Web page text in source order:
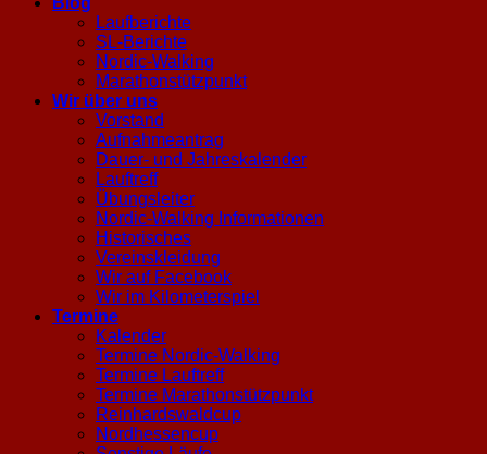
Laufberichte
SL-Berichte
Nordic-Walking
Marathonstützpunkt
Wir über uns
Vorstand
Aufnahmeantrag
Dauer- und Jahreskalender
Lauftreff
Übungsleiter
Nordic-Walking Informationen
Historisches
Vereinskleidung
Wir auf Facebook
Wir im Kilometerspiel
Termine
Kalender
Termine Nordic-Walking
Termine Lauftreff
Termine Marathonstützpunkt
Reinhardswaldcup
Nordhessencup